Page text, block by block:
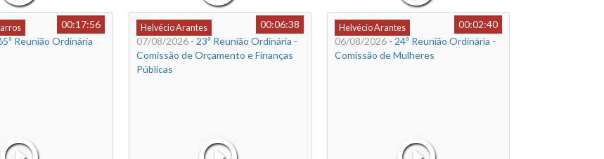
00:17:56
Reunião Ordinária
Helvécio Arantes
00:06:38
07/08/2026- 23ª Reunião Ordinária -
Comissão de Orçamento e Finanças
Públicas
Helvécio Arantes
00:02:40
06/08/2026 - 24ª Reunião Ordinária -
Comissão de Mulheres